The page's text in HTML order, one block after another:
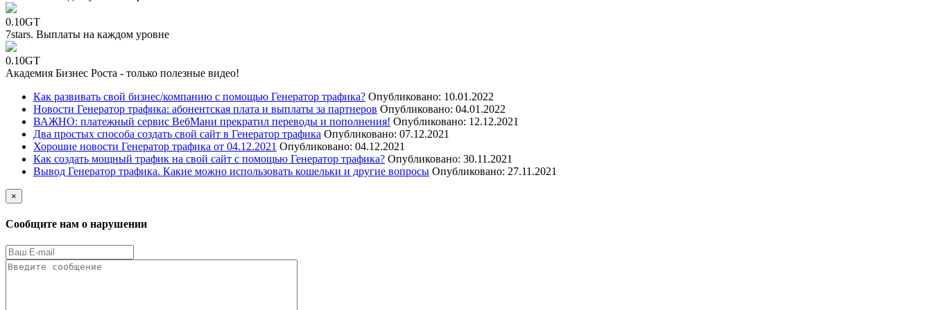
0.10GT
7stars. Выплаты на каждом уровне
0.10GT
Академия Бизнес Роста - только полезные видео!
Как развивать свой бизнес/компанию с помощью Генератор трафика? Опубликовано: 10.01.2022
Новости Генератор трафика: абонентская плата и выплаты за партнеров Опубликовано: 04.01.2022
ВАЖНО: платежный сервис ВебМани прекратил переводы и пополнения! Опубликовано: 12.12.2021
Два простых способа создать свой сайт в Генератор трафика Опубликовано: 07.12.2021
Хорошие новости Генератор трафика от 04.12.2021 Опубликовано: 04.12.2021
Как создать мощный трафик на свой сайт с помощью Генератор трафика? Опубликовано: 30.11.2021
Вывод Генератор трафика. Какие можно использовать кошельки и другие вопросы Опубликовано: 27.11.2021
×
Сообщите нам о нарушении